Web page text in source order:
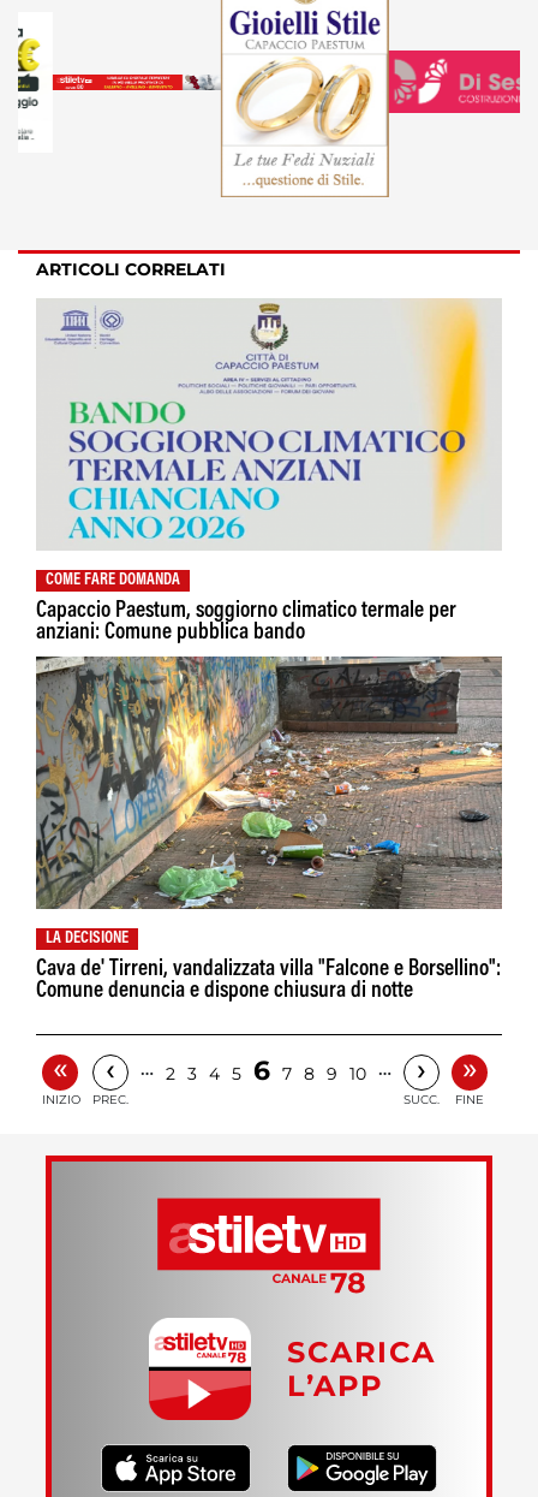
ARTICOLI CORRELATI
COME FARE DOMANDA
Capaccio Paestum, soggiorno climatico termale per
anziani: Comune pubblica bando
LA DECISIONE
Cava de' Tirreni, vandalizzata villa "Falcone e Borsellino":
Comune denuncia e dispone chiusura di notte
«
INIZIO
‹
PREC.
… 2 3 4 5 6 7 8 9 10 … ›
SUCC.
»
FINE
SCARICA
L’APP